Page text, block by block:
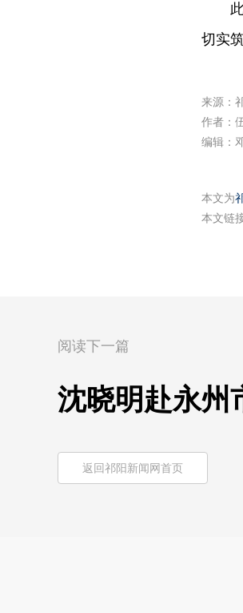
切实
来源：
作者：
编辑：
本文为
本文链
阅读下一篇
沈晓明赴永州
返回祁阳新闻网首页